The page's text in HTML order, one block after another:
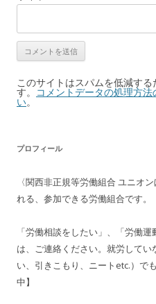
このサイトはスパムを低減す
す。 コメントデータの処理方
い。
プロフィール
〈関西非正規等労働組合 ユニオ
れる、参加できる労働組合です。
「労働相談をしたい」、「労働
は、ご連絡ください。就労して
い、引きこもり、ニートetc.）で
中】